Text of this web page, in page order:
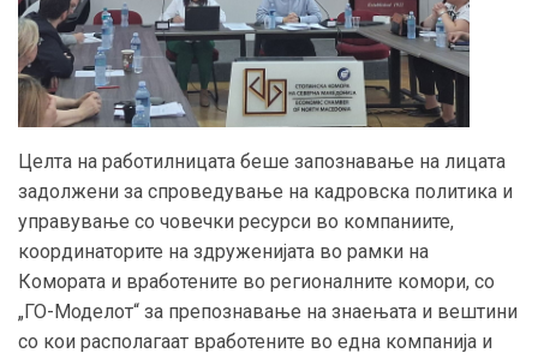
Целта на работилницата беше запознавање на лицата
задолжени за спроведување на кадровска политика и
управување со човечки ресурси во компаниите,
координаторите на здруженијата во рамки на
Комората и вработените во регионалните комори, со
„ГО-Моделот“ за препознавање на знаењата и вештини
со кои располагаат вработените во една компанија и